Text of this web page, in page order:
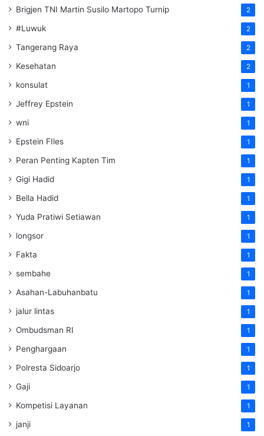
Brigjen TNI Martin Susilo Martopo Turnip 2
#Luwuk 2
Tangerang Raya 2
Kesehatan 2
konsulat 1
Jeffrey Epstein 1
wni 1
Epstein FIles 1
Peran Penting Kapten Tim 1
Gigi Hadid 1
Bella Hadid 1
Yuda Pratiwi Setiawan 1
longsor 1
Fakta 1
sembahe 1
Asahan-Labuhanbatu 1
jalur lintas 1
Ombudsman RI 1
Penghargaan 1
Polresta Sidoarjo 1
Gaji 1
Kompetisi Layanan 1
janji 1